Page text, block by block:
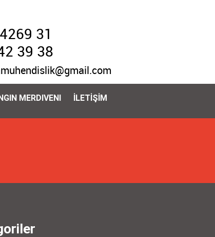
31
39 38
MERDIVENI İLETİŞİM